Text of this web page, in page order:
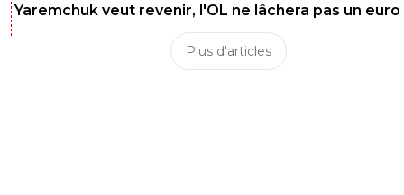
Yaremchuk veut revenir, l'OL ne lâchera pas un euro
Plus d'articles